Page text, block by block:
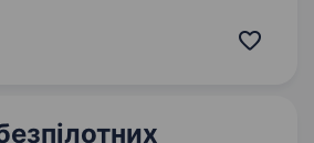
польової роботи,